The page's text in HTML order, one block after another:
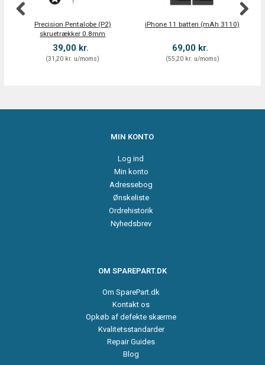
Precision Pentalobe (P2)
skruetrækker 0.8mm
39,00 kr.
(31,20 kr. u/moms)
iPhone 11 batteri (mAh 3110)
69,00 kr.
(55,20 kr. u/moms)
MIN KONTO
Log ind
Min konto
Adressebog
Ønskeliste
Ordrehistorik
Nyhedsbrev
OM SPAREPART.DK
Om SparePart.dk
Kontakt os
Opkøb af defekte skærme
Kvalitetsstandarder
Repair Guides
Blog